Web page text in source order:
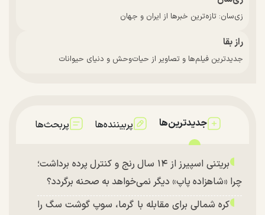
زی‌سان: تازه‌ترین خبرها از ایران و جهان
راز بقا
جدیدترین فیلم‌ها و تصاویر از حیات‌وحش و دنیای حیوانات
جدیدترین‌ها پربیننده‌ها پربحث‌ها
بریتنی اسپیرز از ۱۴ سال رنج و کنترل پرده برداشت؛
چرا «شاهزاده پاپ» دیگر نمی‌خواهد به صحنه برگردد؟
کره شمالی برای مقابله با گرما، سوپ گوشت سگ را